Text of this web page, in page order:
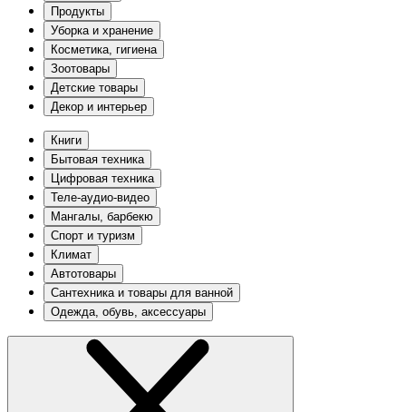
Продукты
Уборка и хранение
Косметика, гигиена
Зоотовары
Детские товары
Декор и интерьер
Книги
Бытовая техника
Цифровая техника
Теле-аудио-видео
Мангалы, барбекю
Спорт и туризм
Климат
Автотовары
Сантехника и товары для ванной
Одежда, обувь, аксессуары